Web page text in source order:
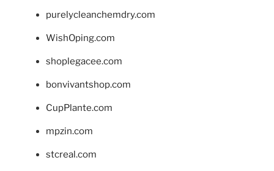
purelycleanchemdry.com
WishOping.com
shoplegacee.com
bonvivantshop.com
CupPlante.com
mpzin.com
stcreal.com